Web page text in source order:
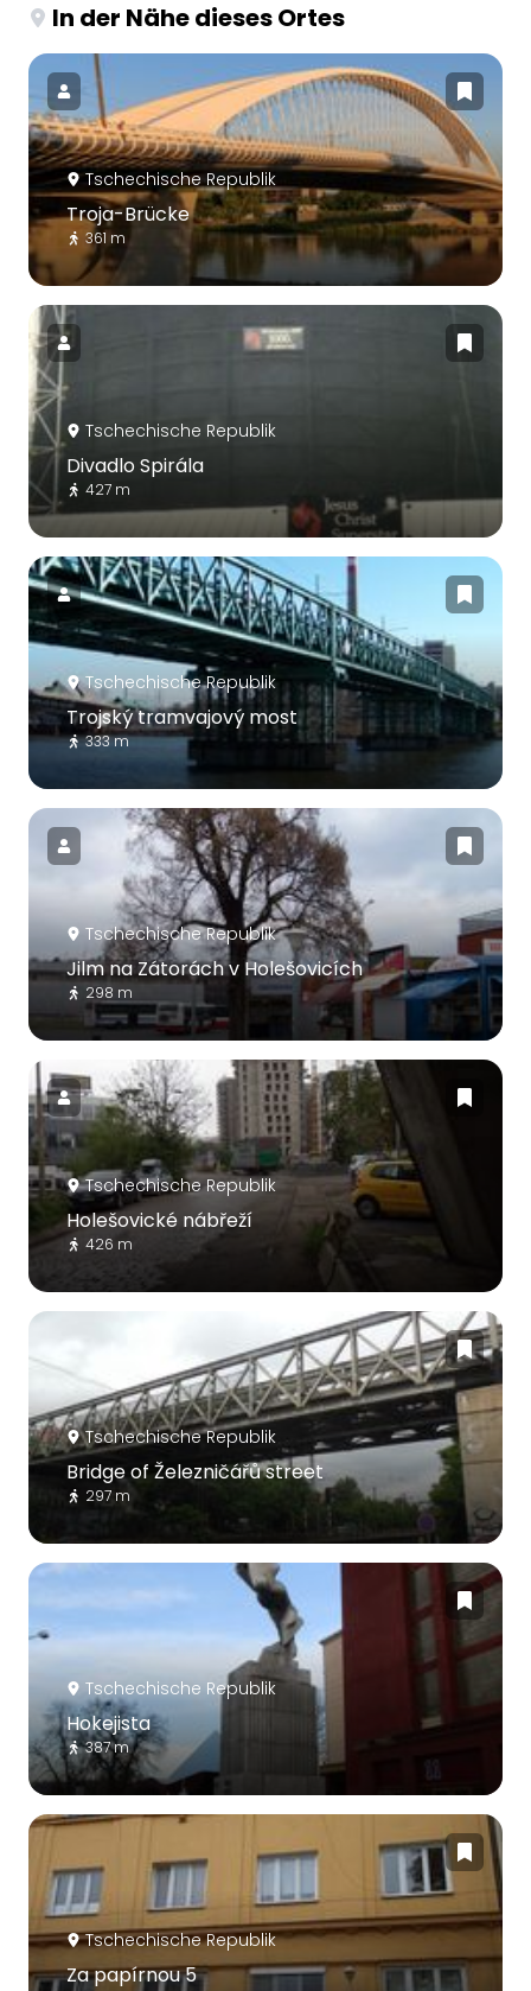
In der Nähe dieses Ortes
Tschechische Republik
Troja-Brücke
361 m
Tschechische Republik
Divadlo Spirála
427 m
Tschechische Republik
Trojský tramvajový most
333 m
Tschechische Republik
Jilm na Zátorách v Holešovicích
298 m
Tschechische Republik
Holešovické nábřeží
426 m
Tschechische Republik
Bridge of Železničářů street
297 m
Tschechische Republik
Hokejista
387 m
Tschechische Republik
Za papírnou 5